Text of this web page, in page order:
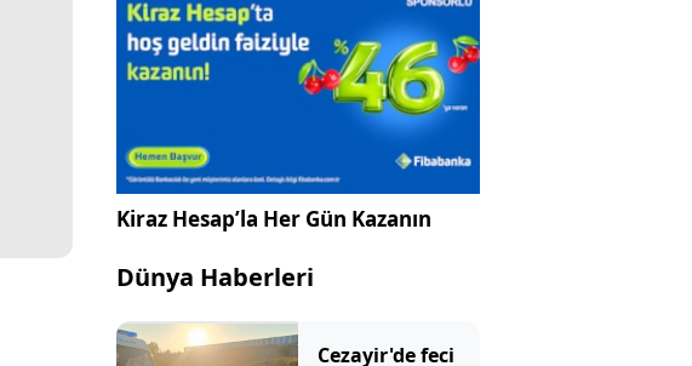
Kiraz Hesap’la Her Gün Kazanın
Dünya Haberleri
Cezayir'de feci